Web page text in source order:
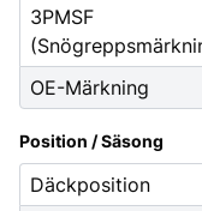
3PMSF
OE-Märkning
Position / Säsong
Däckposition